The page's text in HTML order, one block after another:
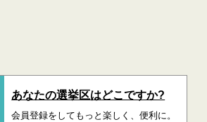
あなたの選挙区はどこですか?
会員登録をしてもっと楽しく、便利に。